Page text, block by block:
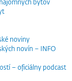
bytov
noviny
novín – INFO
– oficiálny podcast